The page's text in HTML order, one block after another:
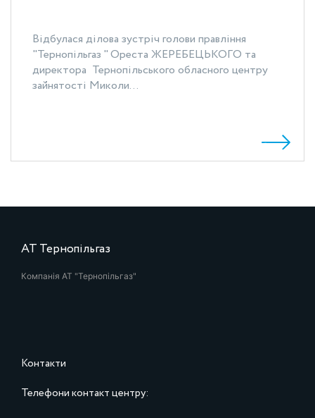
Відбулася ділова зустріч голови правління
"Тернопільгаз " Ореста ЖЕРЕБЕЦЬКОГО та
директора Тернопільського обласного центру
зайнятості Миколи...
АТ Тернопільгаз
Компанія АТ "Тернопільгаз"
Контакти
Телефони контакт центру: